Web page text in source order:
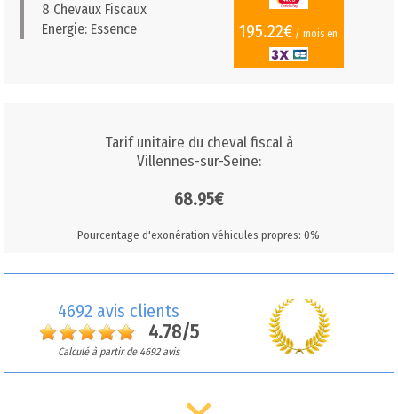
8 Chevaux Fiscaux
Energie: Essence
195.22€ / mois en
Tarif unitaire du cheval fiscal à
Villennes-sur-Seine:
68.95€
Pourcentage d'exonération véhicules propres: 0%
4692 avis clients
4.78/5
Calculé à partir de 4692 avis